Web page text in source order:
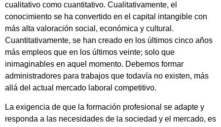
cualitativo como cuantitativo. Cualitativamente, el
conocimiento se ha convertido en el capital intangible con
más alta valoración social, económica y cultural.
Cuantitativamente, se han creado en los últimos cinco años
más empleos que en los últimos veinte; solo que
inimaginables en aquel momento. Debemos formar
administradores para trabajos que todavía no existen, más
allá del actual mercado laboral competitivo.
La exigencia de que la formación profesional se adapte y
responda a las necesidades de la sociedad y el mercado, es